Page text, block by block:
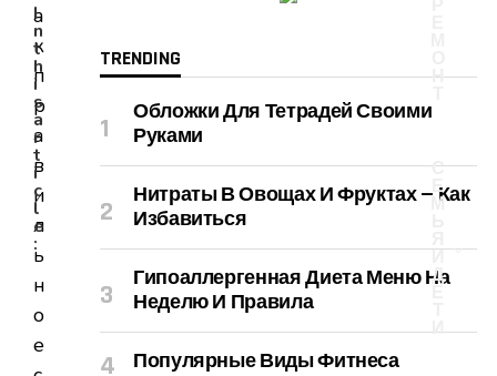
Н
С
Е
М
Д
И
I
n
t
h
i
s
a
r
t
i
c
l
e
:
TRENDING
Обложки Для Тетрадей Своими
Руками
Нитраты В Овощах И Фруктах — Как
Избавиться
Гипоаллергенная Диета Меню На
Неделю И Правила
Популярные Виды Фитнеса